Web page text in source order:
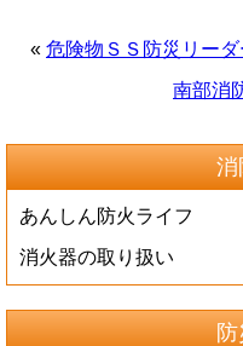
« 危険物ＳＳ防災リー
南部消
消
あんしん防火ライフ
消火器の取り扱い
防